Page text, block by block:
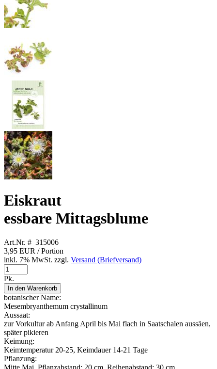
Eiskraut
essbare Mittagsblume
Art.Nr. # 315006
3,95 EUR / Portion
inkl. 7% MwSt. zzgl. Versand (Briefversand)
Pk.
In den Warenkorb
botanischer Name:
Mesembryanthemum crystallinum
Aussaat:
zur Vorkultur ab Anfang April bis Mai flach in Saatschalen aussäen,
später pikieren
Keimung:
Keimtemperatur 20-25, Keimdauer 14-21 Tage
Pflanzung:
Mitte Mai, Pflanzabstand: 20 cm, Reihenabstand: 30 cm